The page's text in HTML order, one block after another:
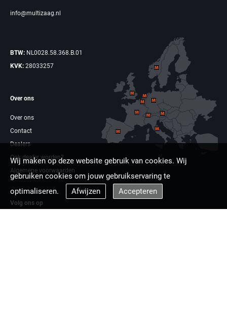
info@multizaag.nl
BTW: NL0028.58.368.B.01
KVK: 28033257
Over ons
Over ons
Contact
Dealers
Ook dealer worden?
Algemene voorwaarden
Volg ons op
Wij maken op deze website gebruik van cookies. Wij
gebruiken cookies om jouw gebruikservaring te
optimaliseren.
Afwijzen Accepteren